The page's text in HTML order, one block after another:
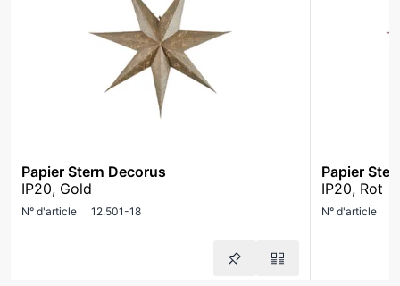
Papier Stern Decorus
IP20, Gold
N° d'article 12.501-18
Papier
IP20, Rot
N° d'article